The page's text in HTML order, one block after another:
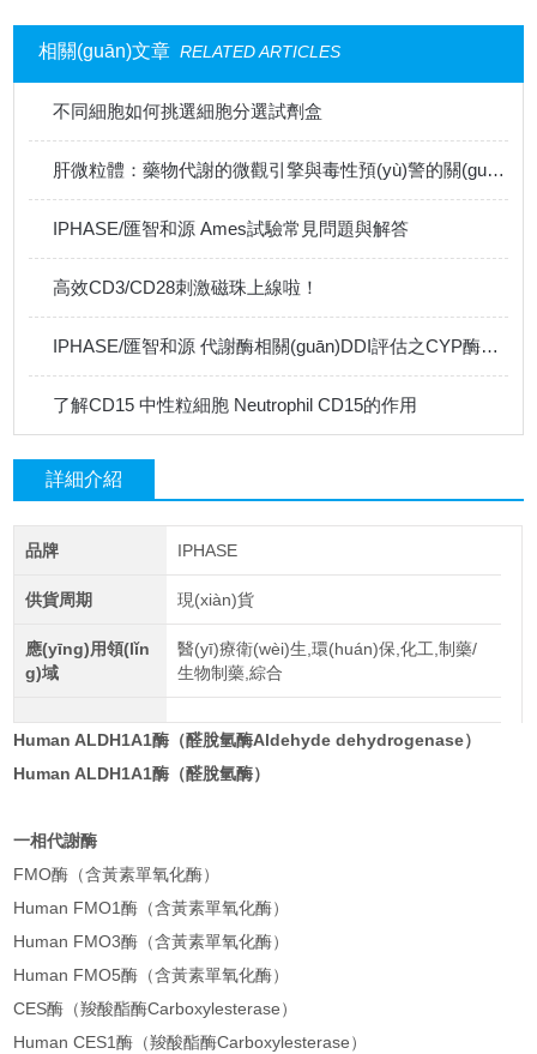
相關(guān)文章 RELATED ARTICLES
不同細胞如何挑選細胞分選試劑盒
肝微粒體：藥物代謝的微觀引擎與毒性預(yù)警的關(guān)鍵哨兵
IPHASE/匯智和源 Ames試驗常見問題與解答
高效CD3/CD28刺激磁珠上線啦！
IPHASE/匯智和源 代謝酶相關(guān)DDI評估之CYP酶誘導(dǎo)
了解CD15 中性粒細胞 Neutrophil CD15的作用
詳細介紹
品牌 IPHASE
供貨周期 現(xiàn)貨
應(yīng)用領(lǐn
g)域
醫(yī)療衛(wèi)生,環(huán)保,化工,制藥/
生物制藥,綜合
Human ALDH1A1酶（醛脫氫酶Aldehyde dehydrogenase）
Human ALDH1A1酶（醛脫氫酶）
一相代謝酶
FMO酶（含黃素單氧化酶）
Human FMO1酶（含黃素單氧化酶）
Human FMO3酶（含黃素單氧化酶）
Human FMO5酶（含黃素單氧化酶）
CES酶（羧酸酯酶Carboxylesterase）
Human CES1酶（羧酸酯酶Carboxylesterase）